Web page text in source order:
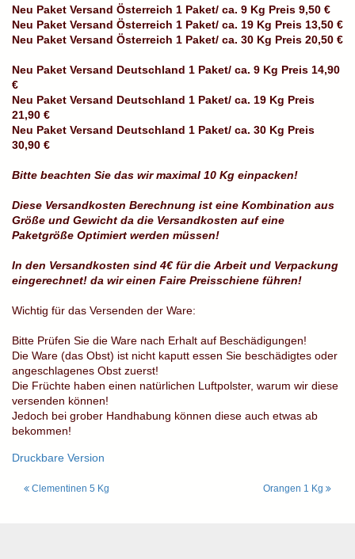
Neu Paket Versand Österreich 1 Paket/ ca. 9 Kg Preis 9,50 €
Neu Paket Versand Österreich 1 Paket/ ca. 19 Kg Preis 13,50 €
Neu Paket Versand Österreich 1 Paket/ ca. 30 Kg Preis 20,50 €
Neu Paket Versand Deutschland 1 Paket/ ca. 9 Kg Preis 14,90
€
Neu Paket Versand Deutschland 1 Paket/ ca. 19 Kg Preis
21,90 €
Neu Paket Versand Deutschland 1 Paket/ ca. 30 Kg Preis
30,90 €
Bitte beachten Sie das wir maximal 10 Kg einpacken!
Diese Versandkosten Berechnung ist eine Kombination aus
Größe und Gewicht da die Versandkosten auf eine
Paketgröße Optimiert werden müssen!
In den Versandkosten sind 4€ für die Arbeit und Verpackung
eingerechnet! da wir einen Faire Preisschiene führen!
Wichtig für das Versenden der Ware:
Bitte Prüfen Sie die Ware nach Erhalt auf Beschädigungen!
Die Ware (das Obst) ist nicht kaputt essen Sie beschädigtes oder
angeschlagenes Obst zuerst!
Die Früchte haben einen natürlichen Luftpolster, warum wir diese
versenden können!
Jedoch bei grober Handhabung können diese auch etwas ab
bekommen!
Druckbare Version
Clementinen 5 Kg Orangen 1 Kg